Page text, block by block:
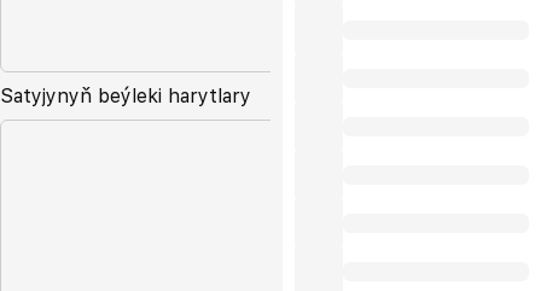
Satyjynyň beýleki harytlary